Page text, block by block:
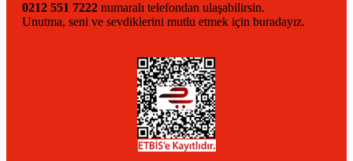
0212 551 7222 numaralı telefondan ulaşabilirsin.
Unutma, seni ve sevdiklerini mutlu etmek için buradayız.